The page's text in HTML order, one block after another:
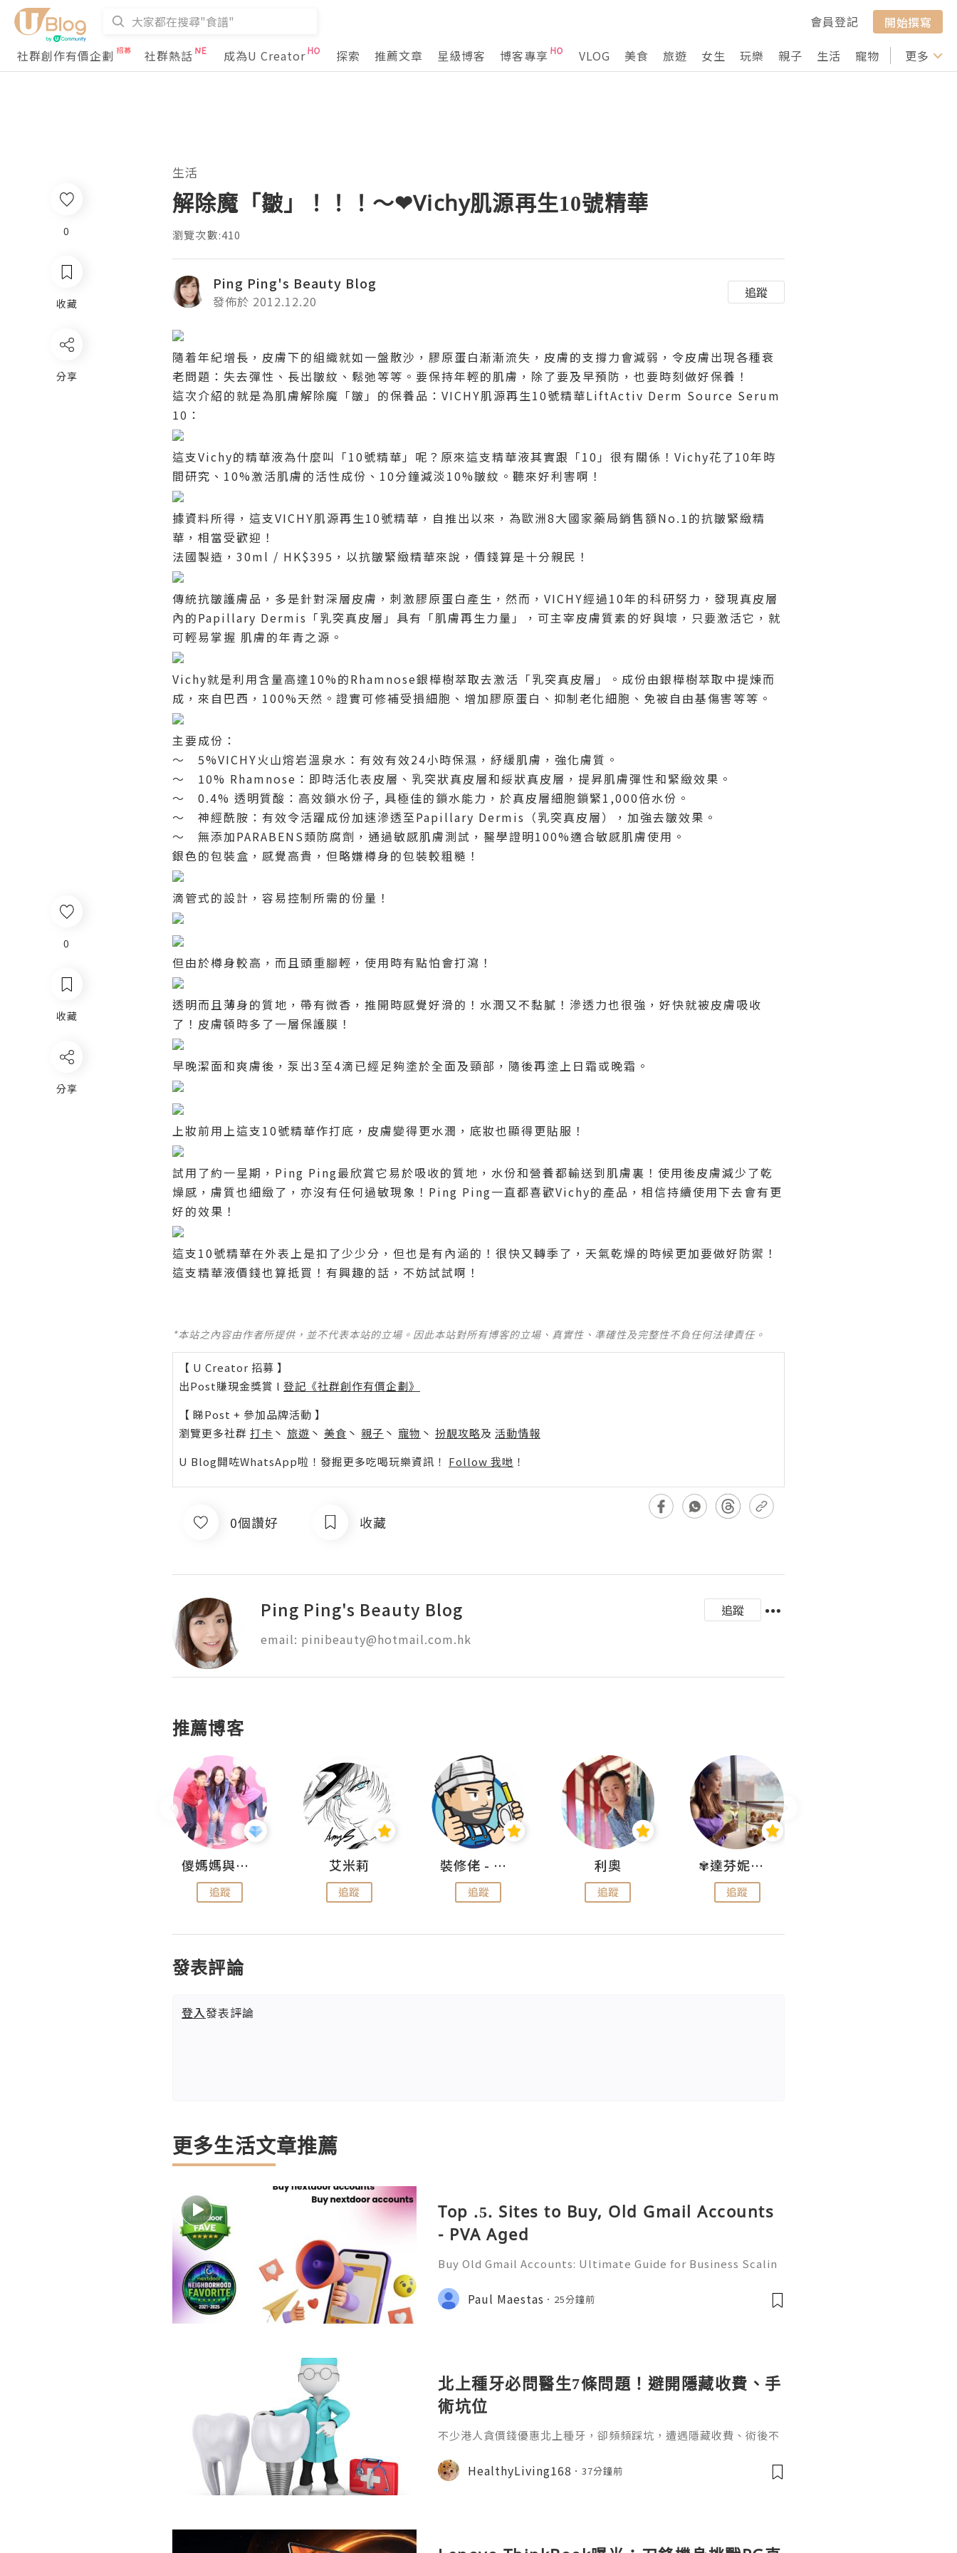
會員登記
開始撰寫
社群創作有價企劃
社群熱話 成為U Creator 探索 推薦文章 星級博客 博客專享 VLOG 美食 旅遊 女生 玩樂 親子 生活 寵物 行山 打卡
更多
0
收藏
分享
生活
解除魔「皺」！！！～❤Vichy肌源再生10號精華
瀏覽次數:410
Ping Ping's Beauty Blog
發佈於 2012.12.20
追蹤
隨着年紀增長，皮膚下的組織就如一盤散沙， 膠原蛋白漸漸流失 ， 皮膚的支撐力會減弱，令皮膚出現各種衰
老問題：失去彈性、長出皺紋、鬆弛等等。 要保持年輕的肌膚，除了要及早預防，也要時刻做好保養！
這次介紹的就是為肌膚解除魔「皺 」的保養品： VICHY肌源再生10號精華LiftActiv Derm Source Serum
10 ：
這支Vichy的精華液為什麼叫「10號精華 」呢？原來這支精華液其實跟「10 」很有關係 ！ Vichy花了10年時
間研究、 10%激活肌膚的活性成份、 10分鐘減淡10%皺紋。 聽來好利害啊！
據資料所得，這支VICHY肌源再生10號精華 ， 自推出以來 ， 為歐洲8大國家藥局銷售額No.1的抗皺緊緻精
華 ，相當受歡迎！
法國製造， 30ml / HK$395 ，以抗皺緊緻精華來說，價錢算是十分親民！
傳統抗皺護膚品，多是針對深層皮膚 ，刺激膠原蛋白產生，然而， VICHY經過10年的科研努力，發現真皮層
內的Papillary Dermis 「乳突真皮層」 具有「肌膚再生力量」，可主宰皮膚質素的好與壞，只要激活它，就
可輕易掌握 肌膚的年青之源。
Vichy就是利用含量高達10%的Rhamnose銀樺樹萃取去激活「乳突真皮層」。成份由銀樺樹萃取中提煉而
成，來自巴西， 100%天然 。證實可修補受損細胞、增加膠原蛋白、抑制老化細胞、免被自由基傷害等等。
主要成份：
～ 5%VICHY火山熔岩溫泉水：有效有效24小時保濕，紓緩肌膚，強化膚質。
～ 10% Rhamnose ：即時活化表皮層、乳突狀真皮層和綏狀真皮層，提昇肌膚彈性和緊緻效果。
～ 0.4% 透明質酸：高效鎖水份子, 具極佳的鎖水能力，於真皮層細胞鎖緊1,000倍水份。
～ 神經酰胺：有效令活躍成份加速滲透至Papillary Dermis （乳突真皮層），加強去皺效果。
～ 無添加PARABENS類防腐劑，通過敏感肌膚測試，醫學證明100%適合敏感肌膚使用。
銀色的包裝盒，感覺高貴，但略嫌樽身的包裝較粗糙！
滴管式的設計，容易控制所需的份量！
但由於樽身較高，而且頭重腳輕 ，使用時有點怕會打瀉！
透明而且薄身的質地，帶有微香，推開時感覺好滑的！水潤又不黏膩！滲透力也很強，好快就被皮膚吸收
了！皮膚頓時多了一層保護膜！
早晚潔面和爽膚後，泵出3至4滴已經足夠塗於全面及頸部， 隨後再塗上日霜或晚霜。
上妝前用上這支10號精華作打底，皮膚變得更水潤，底妝也顯得更貼服 ！
試用了約一星期， Ping Ping最欣賞它易於吸收的質地，水份和營養都輸送到肌膚裏！使用後皮膚減少了乾
燥感，膚質也細緻了，亦沒有任何過敏現象！ Ping Ping一直都喜歡Vichy的產品，相信持續使用下去會有更
好的效果！
這支10號精華在外表上是扣了少少分，但也是有內涵的！很快又轉季了，天氣乾燥的時候更加要做好防禦！
這支精華液價錢也算抵買！有興趣的話，不妨試試啊！
*本站之內容由作者所提供，並不代表本站的立場。因此本站對所有博客的立場、真實性、準確性及完整性不負任何法律責任。
【 U Creator 招募 】
出Post賺現金獎賞 l 登記《社群創作有價企劃》
【 睇Post + 參加品牌活動 】
瀏覽更多社群 打卡 丶 旅遊 丶 美食 丶 親子 丶 寵物 丶 扮靚攻略及 活動情報
U Blog開咗WhatsApp啦！發掘更多吃喝玩樂資訊！ Follow 我哋 ！
0個讚好 收藏
Ping Ping's Beauty Blog
追蹤
email: pinibeauty@hotmail.com.hk
推薦博客
儍媽媽與兩隻小魔怪之家
追蹤
艾米莉
追蹤
裝修佬 - 香港一站式網上裝修平台
追蹤
利奧
追蹤
✾達芬妮•愛孩子•愛生活✾
追蹤
發表評論
登入發表評論
更多生活文章推薦
Top .5. Sites to Buy, Old Gmail Accounts
- PVA Aged
Buy Old Gmail Accounts: Ultimate Guide for Business Scalin
hatsApp: +1(352)270-0568 ➤ Email: usagoodservicesit@gmai
l.co Meta Description: Looking
Paul Maestas 25分鐘前
北上種牙必問醫生7條問題！避開隱藏收費、手
術坑位
不少港人貪價錢優惠北上種牙，卻頻頻踩坑，遭遇隱藏收費、術後不
骨骼檢測、收費標準、植體資訊、醫生資歷、療程、手術風險及售後
服務，幫大家避開種牙陷阱，安心求診。
HealthyLiving168 37分鐘前
0
收藏
分享